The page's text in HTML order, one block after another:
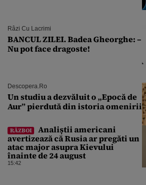
Râzi Cu Lacrimi
BANCUL ZILEI. Badea Gheorghe: –
Nu pot face dragoste!
Descopera.ro
Un studiu a dezvăluit o „Epocă de
Aur” pierdută din istoria omenirii
RĂZBOI
Analiștii americani
avertizează că Rusia ar pregăti un
atac major asupra Kievului
înainte de 24 august
15:42